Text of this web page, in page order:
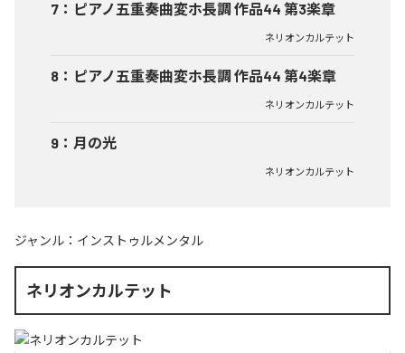
7 ： ピアノ五重奏曲変ホ長調 作品44 第3楽章
ネリオンカルテット
8 ： ピアノ五重奏曲変ホ長調 作品44 第4楽章
ネリオンカルテット
9 ： 月の光
ネリオンカルテット
ジャンル： インストゥルメンタル
ネリオンカルテット